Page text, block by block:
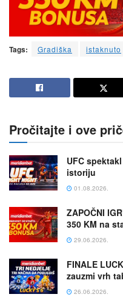
Tags: Gradiška istaknuto
Pročitajte i ove
UFC
istoriju
01.08.2026.
ZAPOČNI
350 KM na
29.06.2026.
FINALE
zauzmi vrh
26.06.2026.